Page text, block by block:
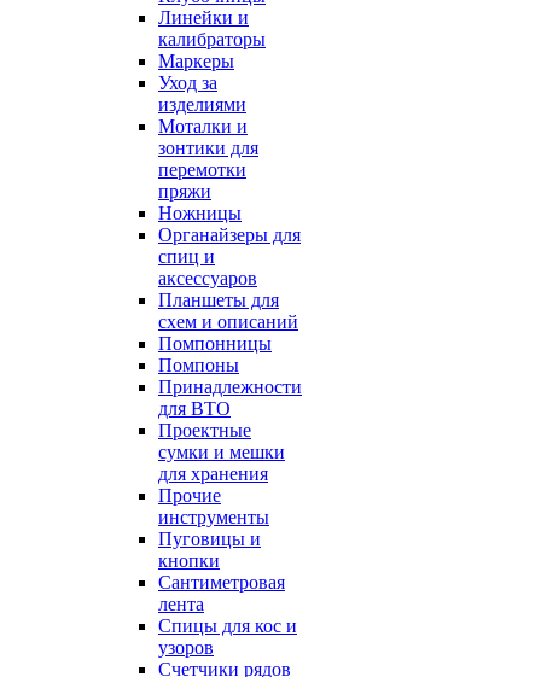
Линейки и
калибраторы
Маркеры
Уход за
изделиями
Моталки и
зонтики для
перемотки
пряжи
Ножницы
Органайзеры для
спиц и
аксессуаров
Планшеты для
схем и описаний
Помпонницы
Помпоны
Принадлежности
для ВТО
Проектные
сумки и мешки
для хранения
Прочие
инструменты
Пуговицы и
кнопки
Сантиметровая
лента
Спицы для кос и
узоров
Счетчики рядов